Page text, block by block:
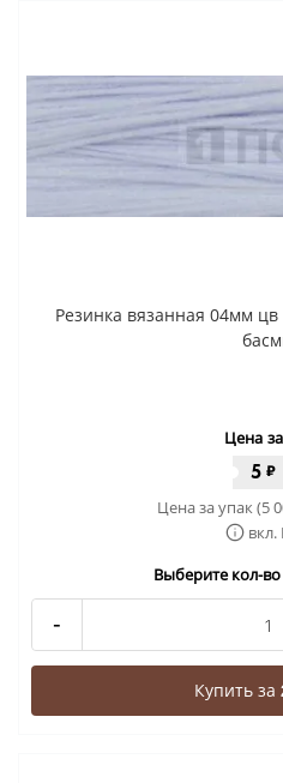
Резинка вязанная 04мм
Цена
5 ₽
Цена за упак (5
Выберите кол-
-
Купить за